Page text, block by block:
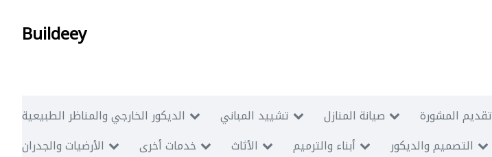
Buildeey
الديكور الخارجي والمناظر الطبيعية تشييد المباني صيانة المنازل تقديم المشورة
الأرضيات والجدران
خدمات أخرى الأثاث أبناء والترميم التصميم والديكور